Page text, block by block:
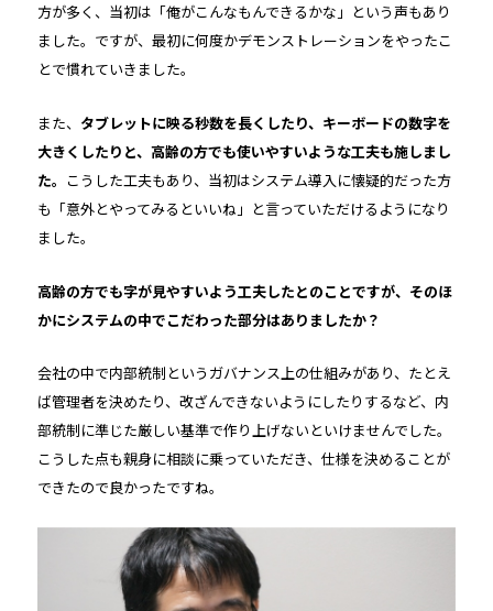
方が多く、当初は「俺がこんなもんできるかな」という声もあり
ました。ですが、最初に何度かデモンストレーションをやったこ
とで慣れていきました。
また、 タブレットに映る秒数を長くしたり、キーボードの数字を
大きくしたりと、高齢の方でも使いやすいような工夫も施しまし
た。 こうした工夫もあり、当初はシステム導入に懐疑的だった方
も「意外とやってみるといいね」と言っていただけるようになり
ました。
――高齢の方でも字が見やすいよう工夫したとのことですが、そのほ
かにシステムの中でこだわった部分はありましたか？
会社の中で内部統制というガバナンス上の仕組みがあり、たとえ
ば管理者を決めたり、改ざんできないようにしたりするなど、内
部統制に準じた厳しい基準で作り上げないといけませんでした。
こうした点も親身に相談に乗っていただき、仕様を決めることが
できたので良かったですね。